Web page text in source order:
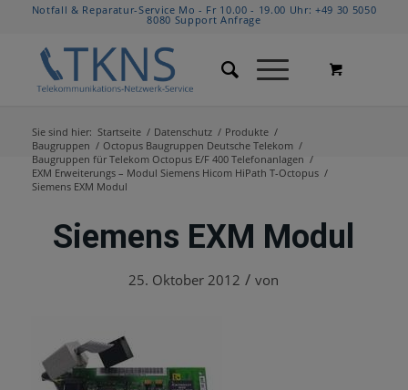
Notfall & Reparatur-Service Mo - Fr 10.00 - 19.00 Uhr:+49 30 5050
8080 Support Anfrage
Sie sind hier: Startseite / Datenschutz / Produkte /
Baugruppen / Octopus Baugruppen Deutsche Telekom /
Baugruppen für Telekom Octopus E/F 400 Telefonanlagen /
EXM Erweiterungs – Modul Siemens Hicom HiPath T-Octopus /
Siemens EXM Modul
Siemens EXM Modul
25. Oktober 2012 / von